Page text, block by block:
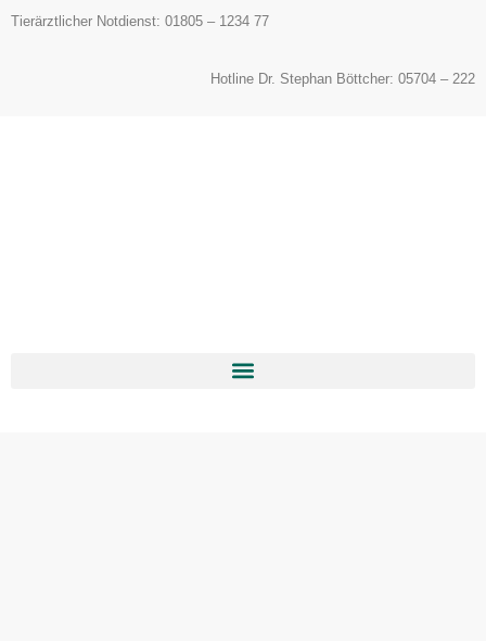
springen
Tierärztlicher Notdienst: 01805 – 1234 77
Hotline Dr. Stephan Böttcher: 05704 – 222